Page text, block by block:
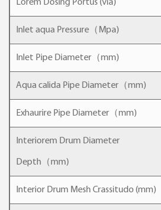
Lorem Dosing Portus (via)
Inlet aqua Pressure（Mpa)
Inlet Pipe Diameter（mm)
Aqua calida Pipe Diameter（mm)
Exhaurire Pipe Diameter（mm)
Interiorem Drum Diameter
Depth（mm)
Interior Drum Mesh Crassitudo (mm)